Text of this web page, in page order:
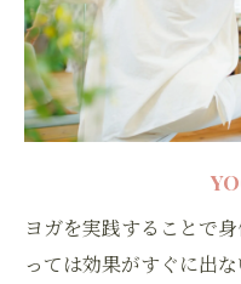
ヨガを実践することで
っては効果がすぐに出